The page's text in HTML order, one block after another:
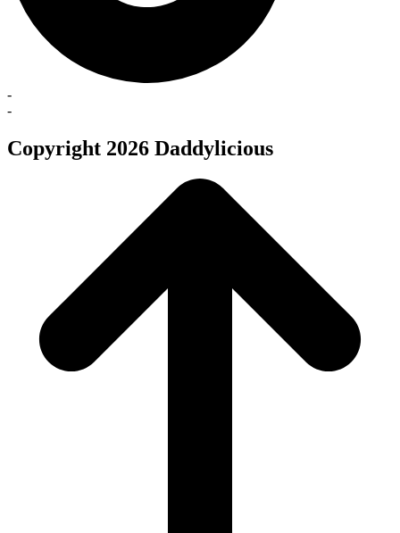
-
-
Copyright 2026 Daddylicious